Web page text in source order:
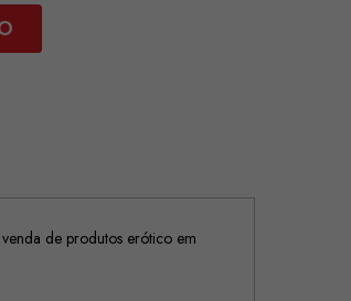
de produtos erótico em